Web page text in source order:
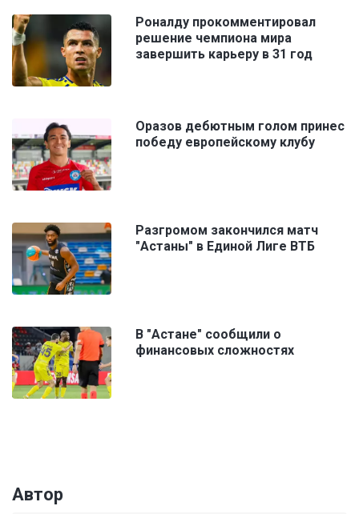
Роналду прокомментировал
решение чемпиона мира
завершить карьеру в 31 год
Оразов дебютным голом принес
победу европейскому клубу
Разгромом закончился матч
"Астаны" в Единой Лиге ВТБ
В "Астане" сообщили о
финансовых сложностях
Автор